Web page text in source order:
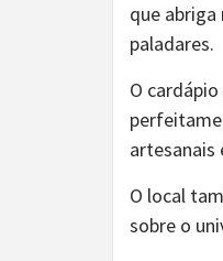
que
paladares.
O
artesanais
O local
sobre o